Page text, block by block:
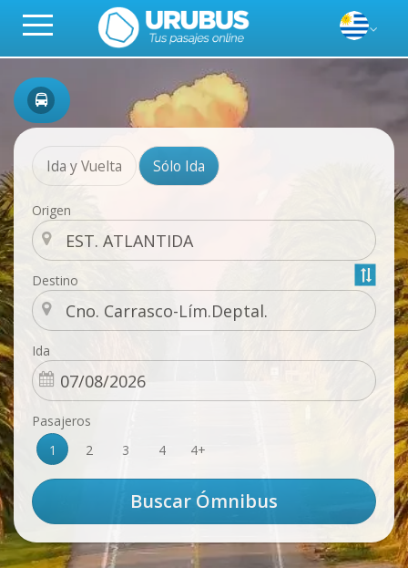
Ida y Vuelta Sólo Ida
Origen
Destino
Ida
Pasajeros
1
2 3 4 4+